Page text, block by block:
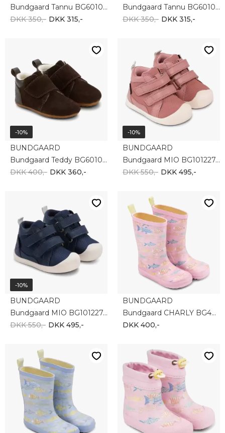
Bundgaard Tannu BG601054-3169
DKK 350,- DKK 315,-
Bundgaard Tannu BG601054-1199
DKK 350,- DKK 315,-
-10%
BUNDGAARD
Bundgaard Teddy BG601058-2290
DKK 400,- DKK 360,-
-10%
BUNDGAARD
Bundgaard MIO BG101227-3369
DKK 550,- DKK 495,-
-10%
BUNDGAARD
Bundgaard MIO BG101227-5385
DKK 550,- DKK 495,-
BUNDGAARD
Bundgaard CHARLY BG401052_9404
DKK 400,-